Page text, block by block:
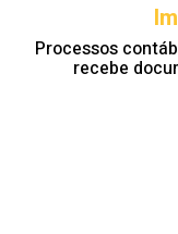
Processos
recebe